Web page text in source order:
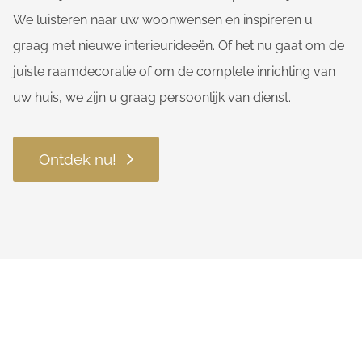
We luisteren naar uw woonwensen en inspireren u
graag met nieuwe interieurideeën. Of het nu gaat om de
juiste raamdecoratie of om de complete inrichting van
uw huis, we zijn u graag persoonlijk van dienst.
Ontdek nu!